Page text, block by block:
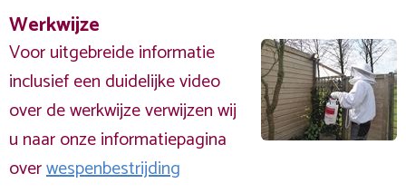
Werkwijze
Voor uitgebreide informatie
inclusief een duidelijke video
over de werkwijze verwijzen wij
u naar onze informatiepagina
overwespenbestrijding